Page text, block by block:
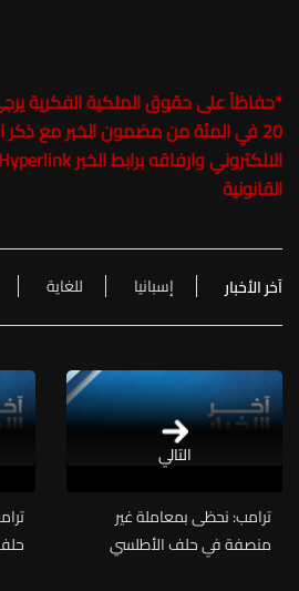
*حفاظاً على حقوق الملكية الفكرية
القانونية
آخر الأخبار إسبانيا للغاية
التالي
ترامب: نحظى بمعاملة غير
منصفة في حلف الأطلسي